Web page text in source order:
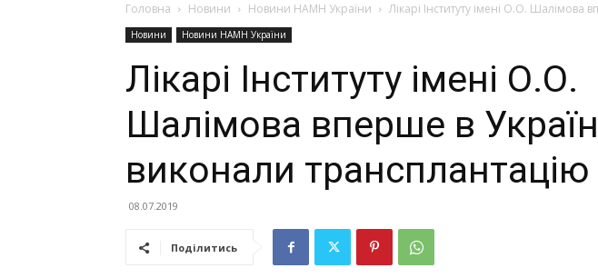
Головна Новини Новини НАМН України Лікарі Інституту імені О.О. Шалімова
Новини Новини НАМН України
Лікарі Інституту імені О.О.
Шалімова вперше в
виконали трансплантацію
08.07.2019
Поділитись